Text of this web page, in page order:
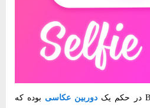
دوربین عکاسی بوده که